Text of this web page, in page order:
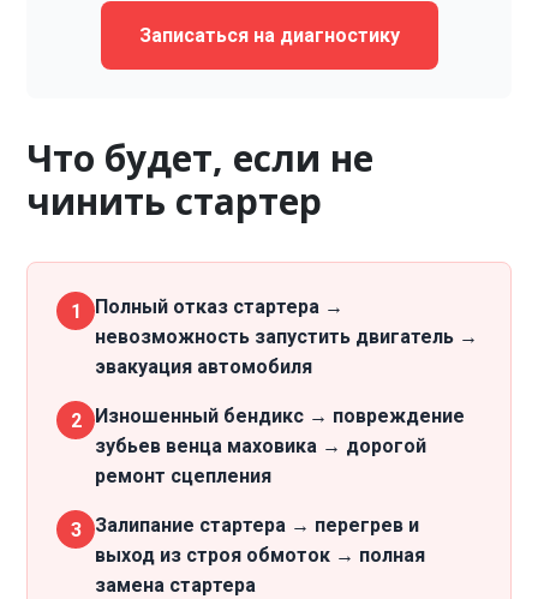
Записаться на диагностику
Что будет, если не
чинить стартер
1
Полный отказ стартера →
невозможность запустить двигатель →
эвакуация автомобиля
2
Изношенный бендикс → повреждение
зубьев венца маховика → дорогой
ремонт сцепления
3
Залипание стартера → перегрев и
выход из строя обмоток → полная
замена стартера